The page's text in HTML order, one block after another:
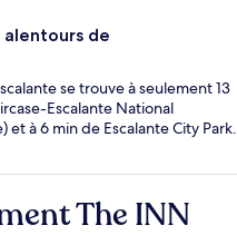
de
se trouve à seulement 13
Escalante National
à 6 min de Escalante City Park.
The INN